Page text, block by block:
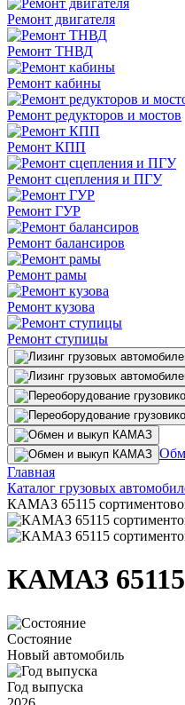
Ремонт двигателя
Ремонт ТНВД
Ремонт кабины
Ремонт редукторов и мостов
Ремонт КПП
Ремонт сцепления и ПГУ
Ремонт ГУР
Ремонт балансиров
Ремонт рамы
Ремонт кузова
Ремонт ступицы
Главная
Каталог грузовых
КАМАЗ 65115
КАМАЗ 65115
Состояние
Новый автомобиль
Год выпуска